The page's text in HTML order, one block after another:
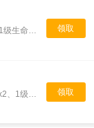
领取
礼包详情：曲水附魂石x2、曲水定魂石x2、1级生命宝石x2、1级攻击宝石x2
领取